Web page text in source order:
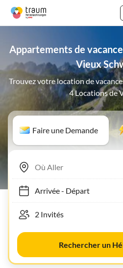
Appartements de
Vieux
Trouvez votre location de
4 Locations de
Faire une Demande
Arrivée- Départ
Rechercher un